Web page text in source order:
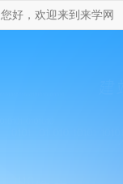
您好，欢迎来到来学网